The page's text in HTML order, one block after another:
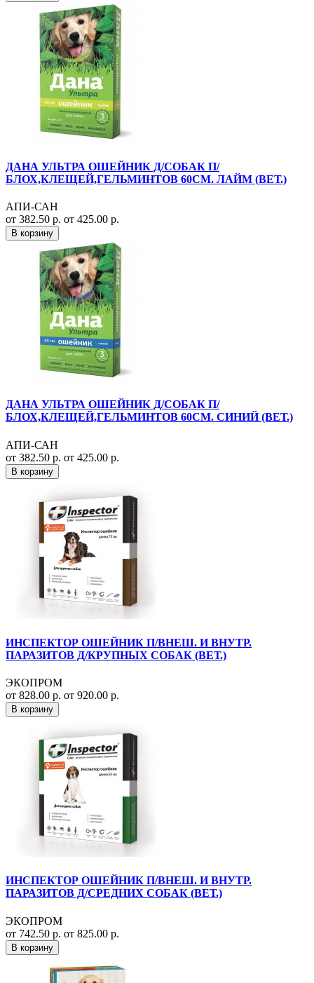
ДАНА УЛЬТРА ОШЕЙНИК Д/СОБАК П/
БЛОХ,КЛЕЩЕЙ,ГЕЛЬМИНТОВ 60СМ. ЛАЙМ (ВЕТ.)
АПИ-САН
от 382.50 р. от 425.00 р.
В корзину
ДАНА УЛЬТРА ОШЕЙНИК Д/СОБАК П/
БЛОХ,КЛЕЩЕЙ,ГЕЛЬМИНТОВ 60СМ. СИНИЙ (ВЕТ.)
АПИ-САН
от 382.50 р. от 425.00 р.
В корзину
ИНСПЕКТОР ОШЕЙНИК П/ВНЕШ. И ВНУТР.
ПАРАЗИТОВ Д/КРУПНЫХ СОБАК (ВЕТ.)
ЭКОПРОМ
от 828.00 р. от 920.00 р.
В корзину
ИНСПЕКТОР ОШЕЙНИК П/ВНЕШ. И ВНУТР.
ПАРАЗИТОВ Д/СРЕДНИХ СОБАК (ВЕТ.)
ЭКОПРОМ
от 742.50 р. от 825.00 р.
В корзину